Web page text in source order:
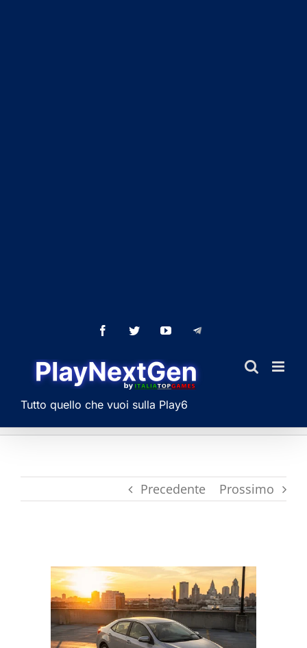
contenuto
FacebookTwitterYouTubeTelegram
Tutto quello che vuoi sulla Play6
Precedente Prossimo